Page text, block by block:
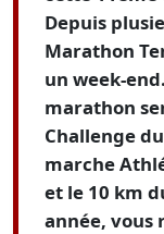
Depuis
Marathon
un week-
marathon
Challenge
marche
et le 10 km
année, vous